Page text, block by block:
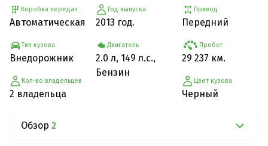
Коробка передач
Автоматическая
Тип кузова
Внедорожник
Кол-во владельцев
2 владельца
Год выпуска
2013 год.
Двигатель
2.0 л, 149 л.с.,
Бензин
Привод
Передний
Пробег
29 237 км.
Цвет кузова
Черный
Обзор 2